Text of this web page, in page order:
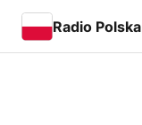
Radio Polska